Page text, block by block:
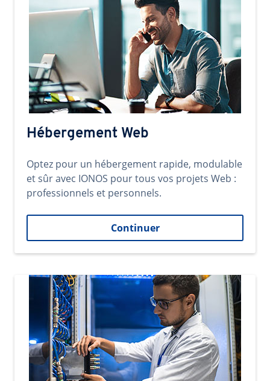
Hébergement Web
Optez pour un hébergement rapide, modulable
et sûr avec IONOS pour tous vos projets Web :
professionnels et personnels.
Continuer